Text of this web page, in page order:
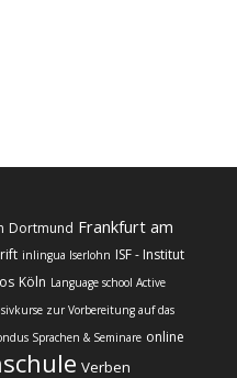
Dortmund Frankfurt am
inlingua Iserlohn ISF - Institut
Köln Language school Active
zur Vorbereitung auf das
Sprachen & Seminare online
Verben